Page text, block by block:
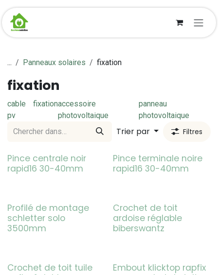
Se rendre au contenu
... Panneaux solaires fixation
fixation
cable
pv
fixationaccessoire
photovoltaique
panneau
photovoltaique
Trier par Filtres
Pince centrale noir
rapid16 30-40mm
Pince terminale noire
rapid16 30-40mm
Profilé de montage
schletter solo
3500mm
Crochet de toit
ardoise réglable
biberswantz
Crochet de toit tuile
Embout klicktop rapfix